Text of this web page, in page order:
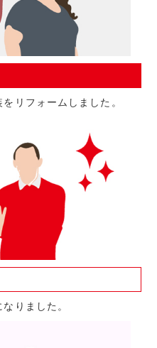
リフォームしました。
りました。